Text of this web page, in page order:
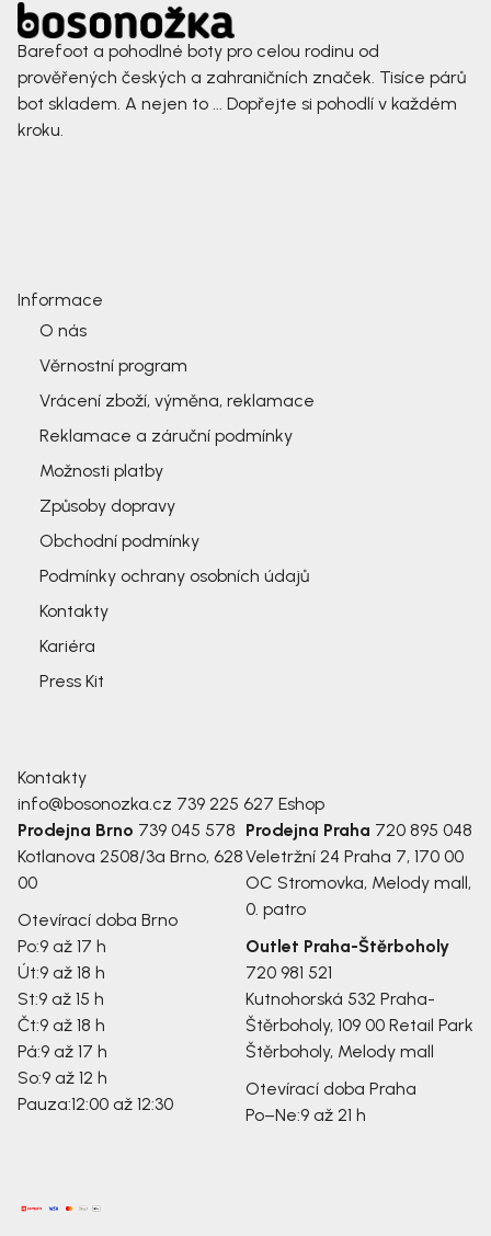
Barefoot a pohodlné boty pro celou rodinu od
prověřených českých a zahraničních značek. Tisíce párů
bot skladem. A nejen to ... Dopřejte si pohodlí v každém
kroku.
Informace
O nás
Věrnostní program
Vrácení zboží, výměna, reklamace
Reklamace a záruční podmínky
Možnosti platby
Způsoby dopravy
Obchodní podmínky
Podmínky ochrany osobních údajů
Kontakty
Kariéra
Press Kit
Kontakty
info@bosonozka.cz 739 225 627 Eshop
Prodejna Brno 739 045 578
Kotlanova 2508/3a Brno, 628
00
Otevírací doba Brno
Po:9 až 17 h
Út:9 až 18 h
St:9 až 15 h
Čt:9 až 18 h
Pá:9 až 17 h
So:9 až 12 h
Pauza:12:00 až 12:30
Prodejna Praha 720 895 048
Veletržní 24 Praha 7, 170 00
OC Stromovka, Melody mall,
0. patro
Outlet Praha-Štěrboholy
720 981 521
Kutnohorská 532 Praha-
Štěrboholy, 109 00 Retail Park
Štěrboholy, Melody mall
Otevírací doba Praha
Po–Ne:9 až 21 h